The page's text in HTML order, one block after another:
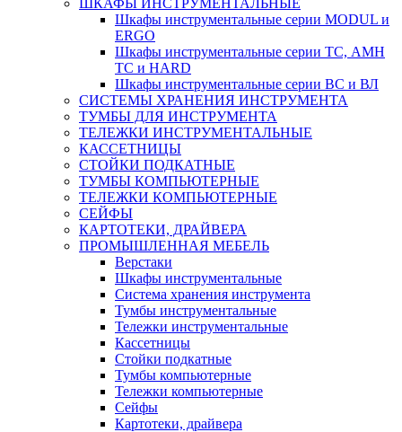
Шкафы инструментальные серии MODUL и
ERGO
Шкафы инструментальные серии ТС, АМН
ТС и HARD
Шкафы инструментальные серии ВС и ВЛ
СИСТЕМЫ ХРАНЕНИЯ ИНСТРУМЕНТА
ТУМБЫ ДЛЯ ИНСТРУМЕНТА
ТЕЛЕЖКИ ИНСТРУМЕНТАЛЬНЫЕ
КАССЕТНИЦЫ
СТОЙКИ ПОДКАТНЫЕ
ТУМБЫ КОМПЬЮТЕРНЫЕ
ТЕЛЕЖКИ КОМПЬЮТЕРНЫЕ
СЕЙФЫ
КАРТОТЕКИ, ДРАЙВЕРА
ПРОМЫШЛЕННАЯ МЕБЕЛЬ
Верстаки
Шкафы инструментальные
Система хранения инструмента
Тумбы инструментальные
Тележки инструментальные
Кассетницы
Стойки подкатные
Тумбы компьютерные
Тележки компьютерные
Сейфы
Картотеки, драйвера